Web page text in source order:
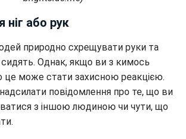
ніг або рук
природно схрещувати руки та
сидять. Однак, якщо ви з кимось
це може стати захисною реакцією.
повідомлення про те, що ви
з іншою людиною чи чути, що